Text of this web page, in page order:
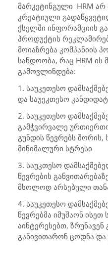
მარკეტინგული HRM
კრეატიული
ქსელში ინფორამციის
პროდუქტის
მოიაზრება კომპანიის
სანდოობა, რაც HRM ის
გამოვლინდება:
1. საუკეთესო
და საუეკთესო
2. საუკეთესო
გამჭვირვალე
გუნდის წევრებს შორის,
მინიმალური სტრესი
3. საუკთესო
წევრების
მხოლოდ არსებული
4. საუკეთესო
წევრებმა იმუშაონ ისეთ
აინტერესებთ, ზრუნავენ
განივითარონ ცოდნა და